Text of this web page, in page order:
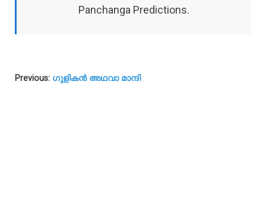
Panchanga Predictions.
Previous: ഗുളികൻ അഥവാ മാന്ദി